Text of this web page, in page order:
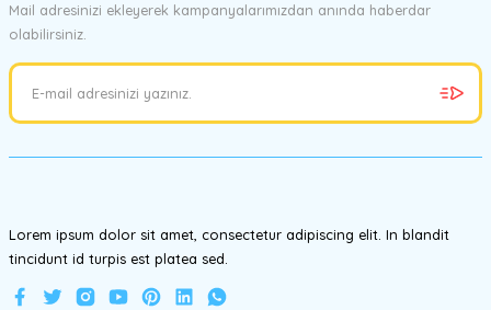
Ürün resmi kalitesiz, bozuk veya görüntülenemiyor.
Ürün bilgilerinde hatalar bulunuyor.
Mail adresinizi ekleyerek kampanyalarımızdan anında haberdar
olabilirsiniz.
Lorem ipsum dolor sit amet, consectetur adipiscing elit. In blandit
tincidunt id turpis est platea sed.